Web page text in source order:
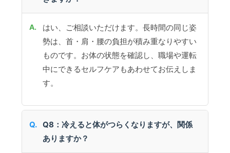
はい、ご相談いただけます。長時間の同じ姿
勢は、首・肩・腰の負担が積み重なりやすい
ものです。お体の状態を確認し、職場や運転
中にできるセルフケアもあわせてお伝えしま
す。
Q8：冷えると体がつらくなりますが、関係
ありますか？